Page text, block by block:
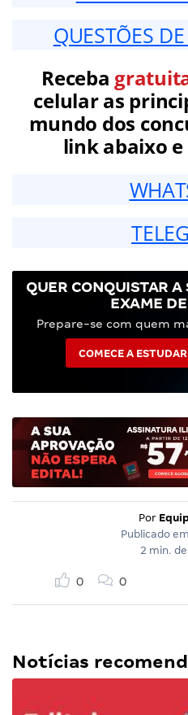
QUESTÕES
Receba
celular as
mundo dos
link abaixo
QUER CONQUISTAR
EXAME
Prepare-se com quem
COMECE A
Por
Publicado em
2 min.
0 0
Notícias